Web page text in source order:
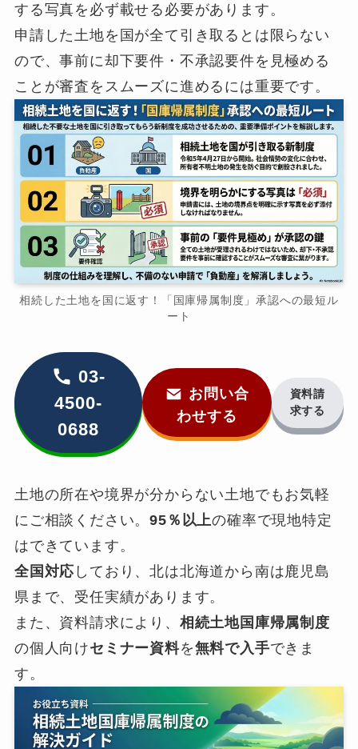
する写真を必ず載せる必要があります。
申請した土地を国が全て引き取るとは限らない
ので、事前に却下要件・不承認要件を見極める
ことが審査をスムーズに進めるには重要です。
相続した土地を国に返す！「国庫帰属制度」承認への最短ル
ート
03-
4500-
0688
お問い合
わせする
資料請
求する
土地の所在や境界が分からない土地でもお気軽
にご相談ください。95％以上の確率で現地特定
はできています。
全国対応 しており、北は北海道から南は鹿児島
県まで、受任実績があります。
また、資料請求により、 相続土地国庫帰属制度
の個人向けセミナー資料を無料で入手できま
す。